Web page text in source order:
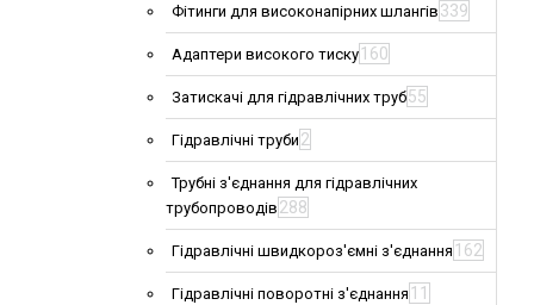
Фітинги для високонапірних шлангів 339
Адаптери високого тиску 160
Затискачі для гідравлічних труб55
Гідравлічні труби 2
Трубні з'єднання для гідравлічних
трубопроводів 288
Гідравлічні швидкороз'ємні з'єднання 162
Гідравлічні поворотні з'єднання 11